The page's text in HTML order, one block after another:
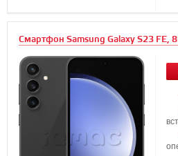
Смартфон Samsung Galaxy S23 FE,